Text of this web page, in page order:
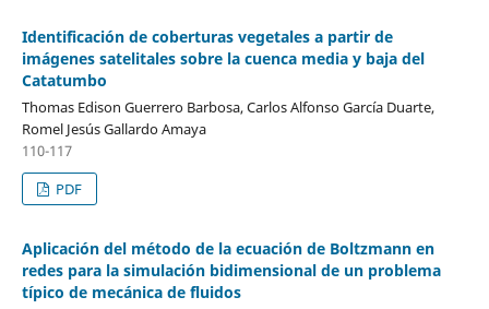
Identificación de coberturas vegetales a partir de
imágenes satelitales sobre la cuenca media y baja del
Catatumbo
Thomas Edison Guerrero Barbosa, Carlos Alfonso García Duarte,
Romel Jesús Gallardo Amaya
110-117
PDF
Aplicación del método de la ecuación de Boltzmann en
redes para la simulación bidimensional de un problema
típico de mecánica de fluidos